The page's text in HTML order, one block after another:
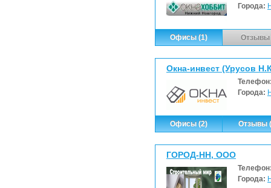
Города:
Офисы (1) Отзывы
Окна-инвест (Урусов
Города:
Офисы (2) Отзывы
ГОРОД-НН, ООО
Города: